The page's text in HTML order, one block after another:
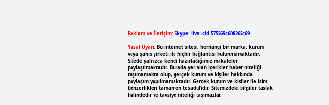
Reklam ve İletişim: Skype: live:.cid.575569c608265c69
Yasal Uyarı: Bu internet sitesi, herhangi bir marka, kurum
veya şahıs şirketi ile hiçbir bağlantısı bulunmamaktadır.
Sitede yalnızca kendi hazırladığımız makaleler
paylaşılmaktadır. Burada yer alan içerikler haber niteliği
taşımamakta olup, gerçek kurum ve kişiler hakkında
paylaşım yapılmamaktadır. Gerçek kurum ve kişiler ile isim
benzerlikleri tamamen tesadüfidir. Sitemizdeki bilgiler taslak
halindedir ve tavsiye niteliği taşımazlar.